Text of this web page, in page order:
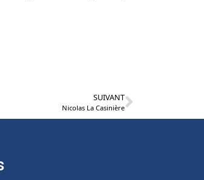
SUIVANT
Nicolas La Casinière